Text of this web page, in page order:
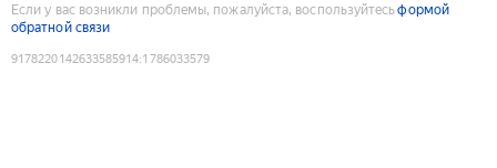
Если у вас возникли проблемы, пожалуйста, воспользуйтесьформой
обратной связи
9178220142633585914:1786033579